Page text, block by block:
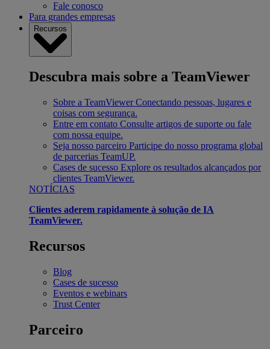
Fale conosco
Para grandes empresas
Recursos
Descubra mais sobre a TeamViewer
Sobre a TeamViewer Conectando pessoas, lugares e
coisas com segurança.
Entre em contato Consulte artigos de suporte ou fale
com nossa equipe.
Seja nosso parceiro Participe do nosso programa global
de parcerias TeamUP.
Cases de sucesso Explore os resultados alcançados por
clientes TeamViewer.
NOTÍCIAS
Clientes aderem rapidamente à solução de IA
TeamViewer.
Recursos
Blog
Cases de sucesso
Eventos e webinars
Trust Center
Parceiro